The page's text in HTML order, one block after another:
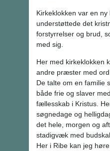
Kirkeklokken var en
understøttede det
forstyrrelser og brud,
med sig.
Her med kirkeklokken
andre præster med
De talte om en familie
både frie og slaver
fællesskab i Kristus.
søgnedage og
det hele, morgen og
stadigvæk med
Her i Ribe kan jeg